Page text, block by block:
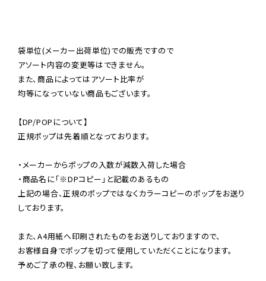
袋単位(メーカー出荷単位)での販売ですので
アソート内容の変更等はできません。
また、商品によってはアソート比率が
均等になっていない商品もございます。
【DP/POPについて】
正規ポップは先着順となっております。
・メーカーからポップの入数が減数入荷した場合
・商品名に「※DPコピー」と記載のあるもの
上記の場合、正規のポップではなくカラーコピーのポップをお送り
しております。
また、A4用紙へ印刷されたものをお送りしておりますので、
お客様自身でポップを切って使用していただくことになります。
予めご了承の程、お願い致します。